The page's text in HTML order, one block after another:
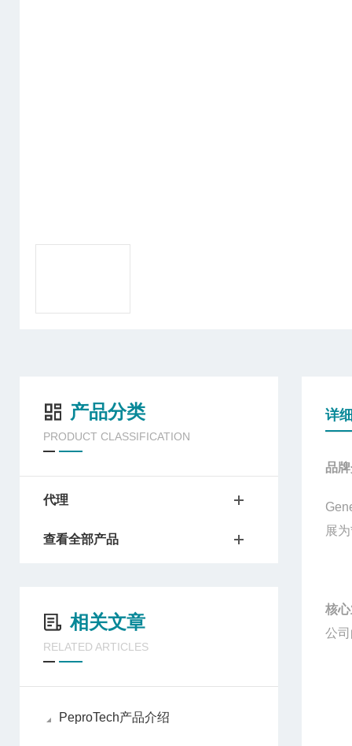
产品分类
PRODUCT CLASSIFICATION
代理
查看全部产品
相关文章
RELATED ARTICLES
PeproTech产品介绍
详
品
展
核
公